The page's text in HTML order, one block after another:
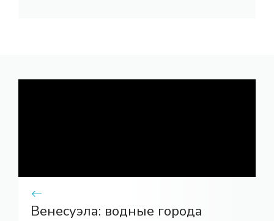
Венесуэла: водные города